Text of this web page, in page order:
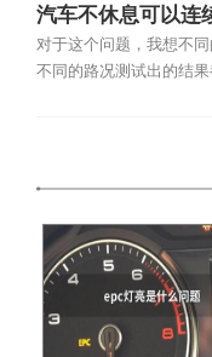
汽车不休息可以连
对于这个问题，我想不同
不同的路况测试出的结